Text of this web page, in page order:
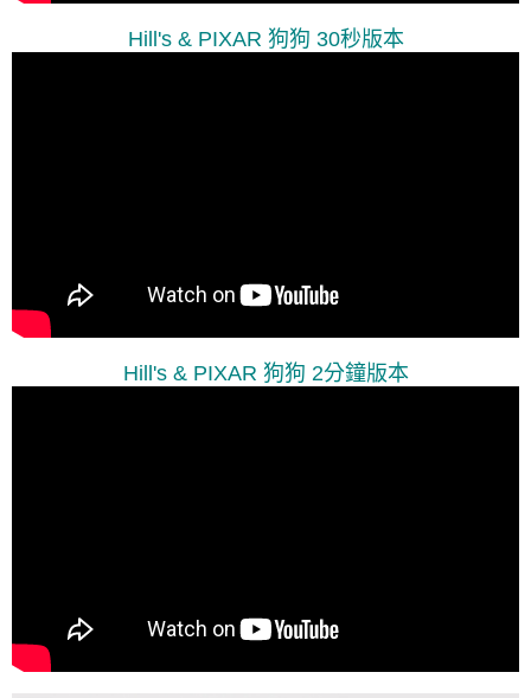
Hill's & PIXAR 狗狗 30秒版本
Hill's & PIXAR 狗狗 2分鐘版本